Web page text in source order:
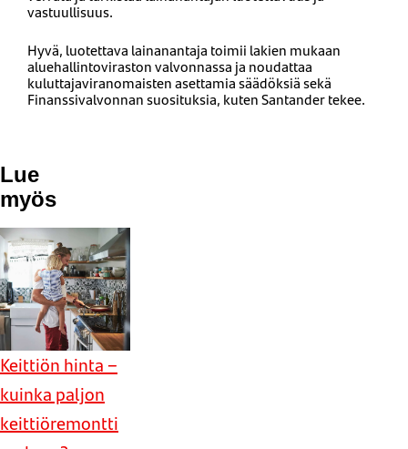
vastuullisuus.
Hyvä, luotettava lainanantaja toimii lakien mukaan
aluehallintoviraston valvonnassa ja noudattaa
kuluttajaviranomaisten asettamia säädöksiä sekä
Finanssivalvonnan suosituksia, kuten Santander tekee.
Lue
myös
Keittiön hinta –
kuinka paljon
keittiöremontti